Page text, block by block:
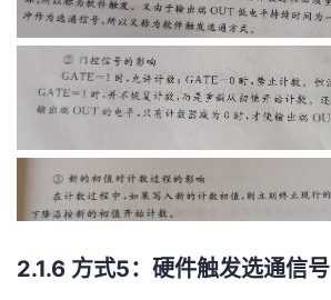
2.1.6 方式5：硬件触发选通信号